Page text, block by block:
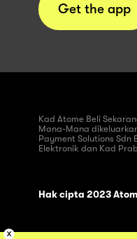
Get the app
Kad Atome Beli
Mana-Mana
Payment Solutions Sdn
Elektronik dan Kad
Hak cipta 2023